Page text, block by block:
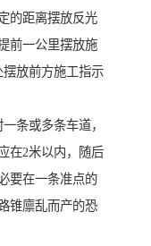
的距离摆放反光
前一公里摆放施
摆放前方施工指示
条或多条车道，
在2米以内，随后
要在一条准点的
锥廪乱而产的恐